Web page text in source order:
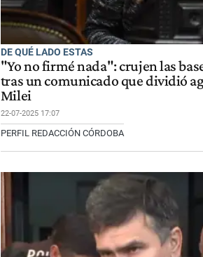
DE QUÉ LADO ESTAS
"Yo no firmé nada": crujen las
tras un comunicado que dividió
Milei
22-07-2025 17:07
PERFIL REDACCIÓN CÓRDOBA